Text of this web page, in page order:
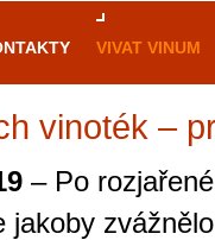
VIVAT VINUM
vinoték –
– Po
jakoby
Průvodce
Brně: Od
automaty